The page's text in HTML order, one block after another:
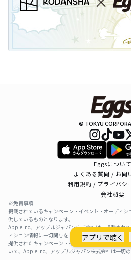
アプリで聴く
© TOKYU
Eggsについて
よくある質問 / お問
利用規約 / プライバシ
会社概要
※免責事項
掲載されているキャンペーン・イベント・オーディシ
供しているものとなります。
Apple Inc、アップルジャパン株式会社は、掲載され
ィション情報に一切関与をしておりません。
提供されたキャンペーン・イベント・オーディショ
いて、Apple Inc、アップルジャパン株式会社は一切の